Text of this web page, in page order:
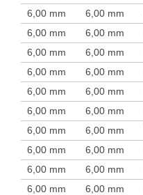
6,00 mm
6,00 mm
6,00 mm
6,00 mm
6,00 mm
6,00 mm
6,00 mm
6,00 mm
6,00 mm
6,00 mm
6,00 mm
6,00 mm
6,00 mm
6,00 mm
6,00 mm
6,00 mm
6,00 mm
6,00 mm
6,00 mm
6,00 mm